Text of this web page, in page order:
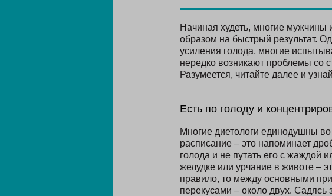
Начиная худеть, многие мужчины
образом на быстрый результат.
усиления голода, многие
нередко возникают проблемы со
Разумеется, читайте далее и
Есть по голоду и
Многие диетологи единодушны
расписание – это напоминает
голода и не путать его с жаждой
желудке или урчание в животе –
правило, то между основными
перекусами – около двух.